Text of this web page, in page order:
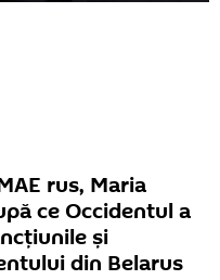
rus, Maria
ce Occidentul a
și
din Belarus